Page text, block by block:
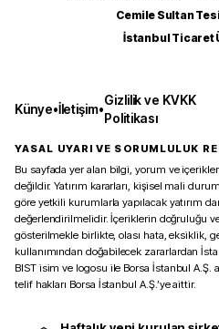
Cemile Sultan
İstanbul Ticaret
Künye•İletişim•
Gizlilik ve KVKK
Politikası
YASAL UYARI VE SORUMLULUK
Bu sayfada yer alan bilgi, yorum ve içerikler
değildir. Yatırım kararları, kişisel mali
göre yetkili kurumlarla yapılacak yatırım
değerlendirilmelidir. İçeriklerin doğruluğu
gösterilmekle birlikte, olası hata, eksiklik,
kullanımından doğabilecek zararlardan
BIST isim ve logosu ile Borsa İstanbul A.Ş.
telif hakları Borsa İstanbul A.Ş.’ye aittir.